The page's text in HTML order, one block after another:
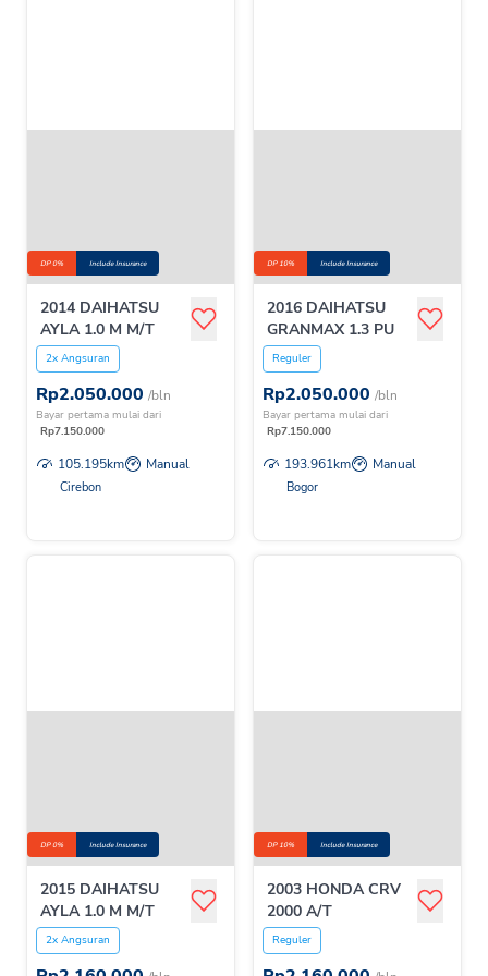
DP 0% Include Insurance
2014 DAIHATSU
AYLA 1.0 M M/T
2x Angsuran
Rp2.050.000 /bln
Bayar pertama mulai dari
Rp7.150.000
105.195km Manual
Cirebon
DP 10% Include Insurance
2016 DAIHATSU
GRANMAX 1.3 PU
Reguler
Rp2.050.000 /bln
Bayar pertama mulai dari
Rp7.150.000
193.961km Manual
Bogor
DP 0% Include Insurance
2015 DAIHATSU
AYLA 1.0 M M/T
2x Angsuran
DP 10% Include Insurance
2003 HONDA CRV
2000 A/T
Reguler